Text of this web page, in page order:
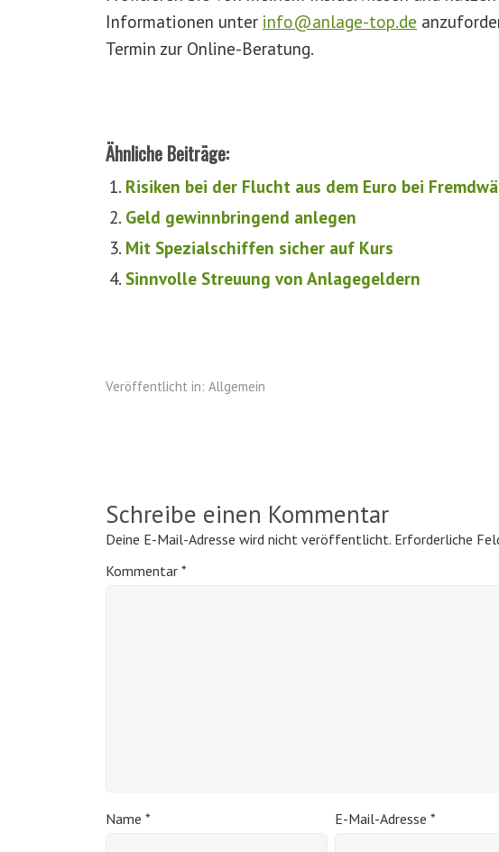
Informationen unter info@anlage-top.de
Termin zur Online-Beratung.
Ähnliche Beiträge:
Risiken bei der Flucht aus dem Euro bei
Geld gewinnbringend anlegen
Mit Spezialschiffen sicher auf Kurs
Sinnvolle Streuung von Anlagegeldern
Veröffentlicht in: Allgemein
Schreibe einen Kommentar
Deine E-Mail-Adresse wird nicht veröffentlicht. Erforderliche
Kommentar *
Name * E-Mail-Adresse*